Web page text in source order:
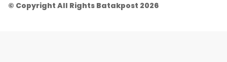
© Copyright All Rights Batakpost 2026